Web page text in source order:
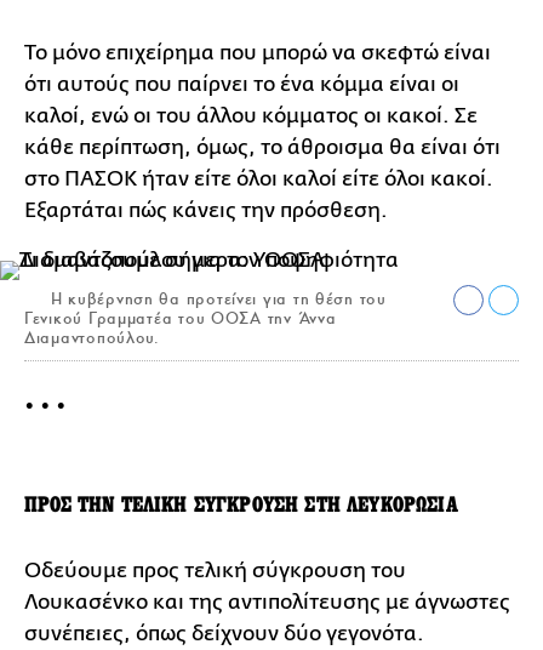
Το μόνο επιχείρημα που μπορώ να σκεφτώ είναι
ότι αυτούς που παίρνει το ένα κόμμα είναι οι
καλοί, ενώ οι του άλλου κόμματος οι κακοί. Σε
κάθε περίπτωση, όμως, το άθροισμα θα είναι ότι
στο ΠΑΣΟΚ ήταν είτε όλοι καλοί είτε όλοι κακοί.
Εξαρτάται πώς κάνεις την πρόσθεση.
Η κυβέρνηση θα προτείνει για τη θέση του
Γενικού Γραμματέα του ΟΟΣΑ την Άννα
Διαμαντοπούλου.
• • •
ΠΡΟΣ ΤΗΝ ΤΕΛΙΚΗ ΣΥΓΚΡΟΥΣΗ ΣΤΗ ΛΕΥΚΟΡΩΣΙΑ
Οδεύουμε προς τελική σύγκρουση του
Λουκασένκο και της αντιπολίτευσης με άγνωστες
συνέπειες, όπως δείχνουν δύο γεγονότα.